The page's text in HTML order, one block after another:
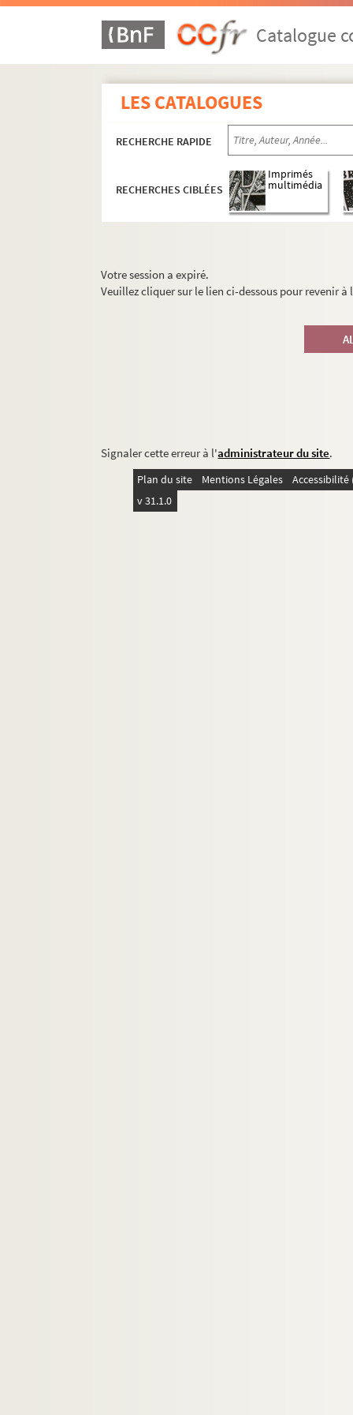
Catalogue
LES CATALOGUES
RECHERCHE RAPIDE
RECHERCHES CIBLÉES
Imprimés
multimédia
Votre session a expiré.
Veuillez cliquer sur le lien ci-dessous pour revenir
Signaler cette erreur à l'administrateur du site.
Plan du site Mentions Légales
v 31.1.0